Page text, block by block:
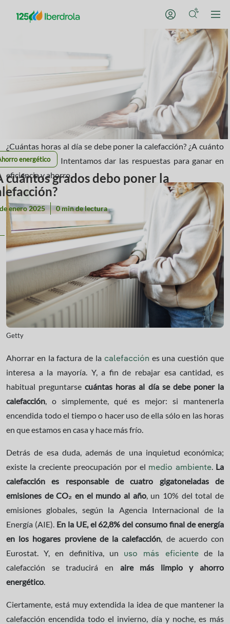
energético
cuántos grados debo poner la
enero 2025 0 min de lectura
¿Cuántas horas al día se debe poner la calefacción? ¿A cuánto
debo ponerla? Intentamos dar las respuestas para ganar en
eficiencia y ahorro.
Getty
Ahorrar en la factura de la calefacción es una cuestión que
interesa a la mayoría. Y, a fin de rebajar esa cantidad, es
habitual preguntarsecuántas horas al día se debe poner la
calefacción , o simplemente, qué es mejor: si mantenerla
encendida todo el tiempo o hacer uso de ella sólo en las horas
en que estamos en casa y hace más frío.
Detrás de esa duda, además de una inquietud económica;
existe la creciente preocupación por el medio ambiente. La
calefacción es responsable de cuatro gigatoneladas de
emisiones de CO₂ en el mundo al año, un 10% del total de
emisiones globales, según la Agencia Internacional de la
Energía (AIE). En la UE, el 62,8% del consumo final de energía
en los hogares proviene de la calefacción , de acuerdo con
Eurostat. Y, en definitiva, un
uso más eficientede la
calefacción se traducirá en aire más limpio y ahorro
energético
Ciertamente, está muy extendida la idea de que mantener la
calefacción encendida todo el invierno, día y noche, es más